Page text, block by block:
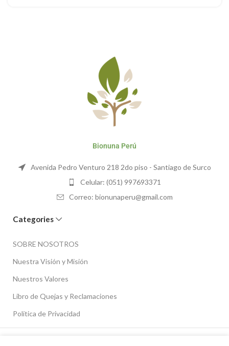
Bionuna Perú
Avenida Pedro Venturo 218 2do piso - Santiago de Surco
Celular: (051) 997693371
Correo: bionunaperu@gmail.com
Categories
SOBRE NOSOTROS
Nuestra Visión y Misión
Nuestros Valores
Libro de Quejas y Reclamaciones
Política de Privacidad